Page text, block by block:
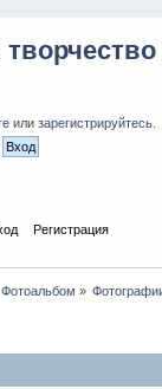
или зарегистрируйтесь
Регистрация
Фотоальбом »